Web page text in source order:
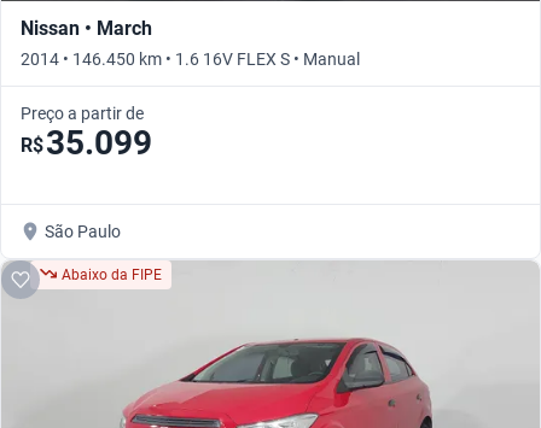
Nissan • March
2014 • 146.450 km • 1.6 16V FLEX S • Manual
Preço a partir de
R$35.099
São Paulo
Abaixo da FIPE